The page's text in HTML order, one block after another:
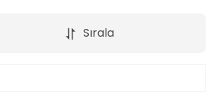
Sırala